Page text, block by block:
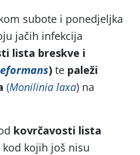
subote i ponedjeljka
jačih infekcija
lista breskve i
) te paleži
(Monilinia laxa) na
kovrčavosti lista
kod kojih još nisu